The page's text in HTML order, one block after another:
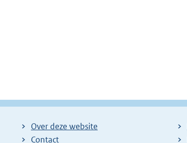
Over deze website
Contact